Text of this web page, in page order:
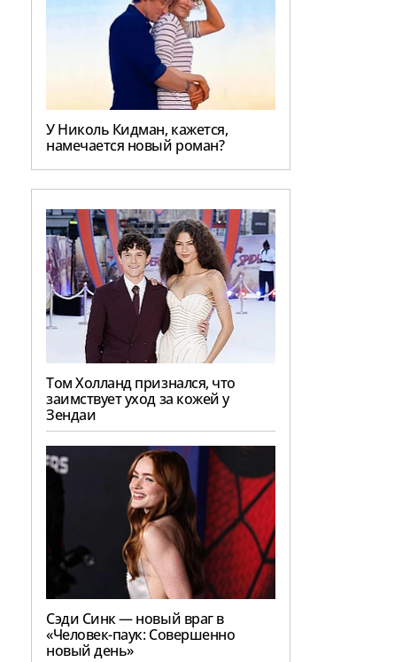
У Николь Кидман, кажется,
намечается новый роман?
Том Холланд признался, что
заимствует уход за кожей у
Зендаи
Сэди Синк — новый враг в
«Человек-паук: Совершенно
новый день»